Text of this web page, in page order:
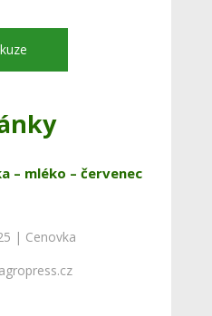
– mléko – červenec
| Cenovka